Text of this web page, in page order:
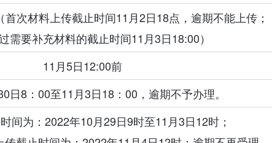
次材料上传截止时间11月2日18点，逾期不能上传；
需要补充材料的截止时间11月3日18:00）
11月5日12:00前
日8：00至11月3日18：00，逾期不予办理。
间为：2022年10月29日9时至11月3日12时；